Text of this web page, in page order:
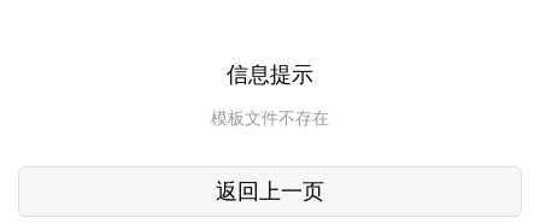
信息提示
模板文件不存在
返回上一页